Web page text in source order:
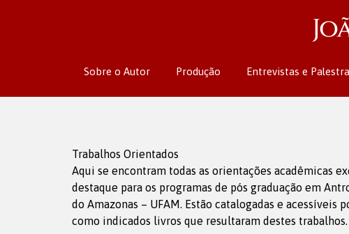
Sobre o Autor Produção Entrevistas e
Trabalhos Orientados
Aqui se encontram todas as orientações acadêmicas
destaque para os programas de pós graduação em
do Amazonas – UFAM. Estão catalogadas e
como indicados livros que resultaram destes trabalhos.